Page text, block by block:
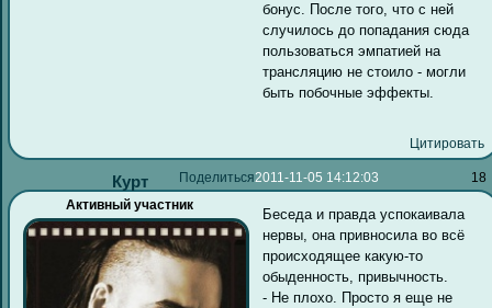
бонус. После того, что с ней
случилось до попадания сюда
пользоваться эмпатией на
трансляцию не стоило - могли
быть побочные эффекты.
Цитировать
Поделиться 18
2011-11-05 14:12:03
Курт
Активный участник
Беседа и правда успокаивала
нервы, она привносила во всё
происходящее какую-то
обыденность, привычность.
- Не плохо. Просто я еще не